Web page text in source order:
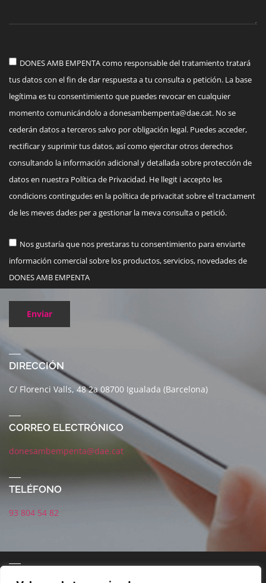
DONES AMB EMPENTA como responsable del tratamiento tratará
tus datos con el fin de dar respuesta a tu consulta o petición. La base
legítima es tu consentimiento que puedes revocar en cualquier
momento comunicándolo adonesambempenta@dae.cat. No se
cederán datos a terceros salvo por obligación legal. Puedes acceder,
rectificar y suprimir tus datos, así como ejercitar otros derechos
consultando la información adicional y detallada sobre protección de
datos en nuestra Política de Privacidad. He llegit i accepto les
condicions contingudes en la política de privacitat sobre el tractament
de les meves dades per a gestionar la meva consulta o petició.
Nos gustaría que nos prestaras tu consentimiento para enviarte
información comercial sobre los productos, servicios, novedades de
DONES AMB EMPENTA
Enviar
DIRECCIÓN
C/ Florenci Valls, 48 2a 08700 Igualada (Barcelona)
CORREO ELECTRÓNICO
donesambempenta@dae.cat
TELÉFONO
93 804 54 82